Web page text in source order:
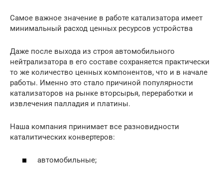
Самое важное значение в работе катализатора имеет
минимальный расход ценных ресурсов устройства
Даже после выхода из строя автомобильного
нейтрализатора в его составе сохраняется практически
то же количество ценных компонентов, что и в начале
работы. Именно это стало причиной популярности
катализаторов на рынке вторсырья, переработки и
извлечения палладия и платины.
Наша компания принимает все разновидности
каталитических конвертеров:
автомобильные;